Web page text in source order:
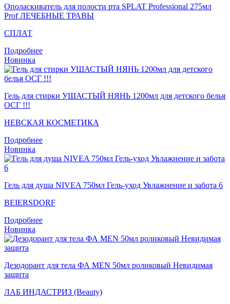
Ополаскиватель для полости рта SPLAT Professional 275мл
Prof ЛЕЧЕБНЫЕ ТРАВЫ
СПЛАТ
Подробнее
Новинка
Гель для стирки УШАСТЫЙ НЯНЬ 1200мл для детского белья
ОСГ !!!
НЕВСКАЯ КОСМЕТИКА
Подробнее
Новинка
Гель для душа NIVEA 750мл Гель-уход Увлажнение и забота 6
BEIERSDORF
Подробнее
Новинка
Дезодорант для тела ФА MEN 50мл роликовый Невидимая
защита
ЛАБ ИНДАСТРИЗ (Beauty)